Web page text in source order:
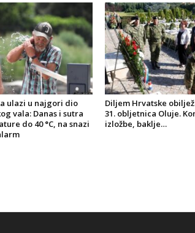
ulazi u najgori dio
vala: Danas i sutra
do 40 °C, na snazi
Diljem Hrvatske
31. obljetnica Oluje.
izložbe, baklje…